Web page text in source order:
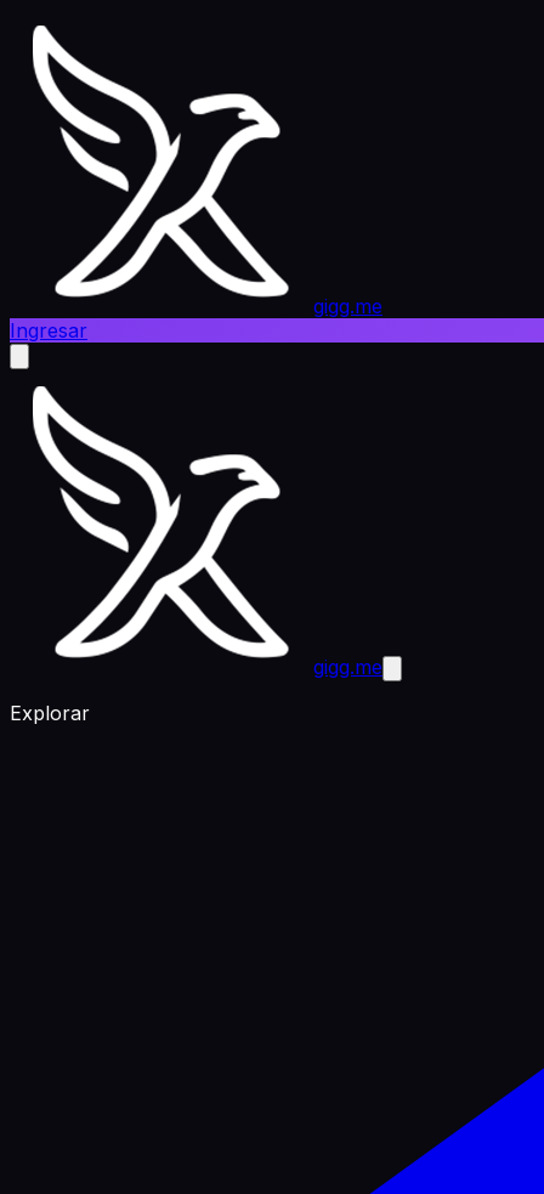
gigg.me
Ingresar
gigg.me
Explorar